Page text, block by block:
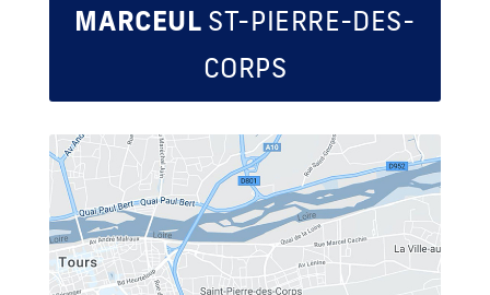
MARCEUL ST-PIERRE-DES-
CORPS